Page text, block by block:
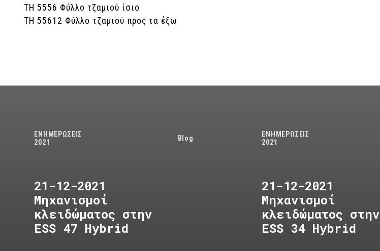
ΤΗ 5556 Φύλλο τζαμιού ίσιο
ΤΗ 55612 Φύλλο τζαμιού προς τα έξω
ΕΝΗΜΕΡΩΣΕΙΣ
2021
Blog
21-12-2021
Μηχανισμοί
κλειδώματος στην
ESS 47 Hybrid
ΕΝΗΜΕΡΩΣΕΙΣ
2021
21-12-2021
Μηχανισμοί
κλειδώματος στην
ESS 34 Hybrid